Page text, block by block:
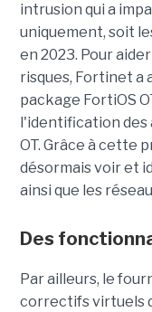
intrusion qui a
uniquement, soit
en 2023. Pour
risques, Fortinet a
package FortiOS
l'identification des
OT. Grâce à cette
désormais voir et
ainsi que les
Des
Par ailleurs, le
correctifs virtuels